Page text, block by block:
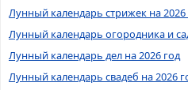
Лунный календарь стрижек на 2026
Лунный календарь огородника и
Лунный календарь дел на 2026 год
Лунный календарь свадеб на 2026